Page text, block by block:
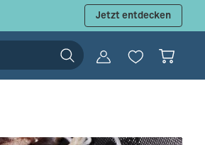
Jetzt entdecken